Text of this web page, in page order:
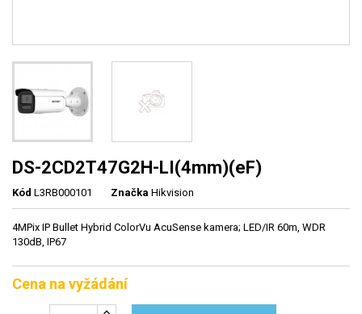
DS-2CD2T47G2H-LI(4mm)(eF)
Kód L3RB000101 Značka Hikvision
4MPix IP Bullet Hybrid ColorVu AcuSense kamera; LED/IR 60m, WDR
130dB, IP67
Cena na vyžádání